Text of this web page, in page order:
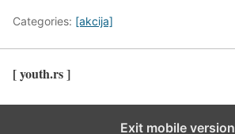
Categories: [akcija]
[ youth.rs ]
Exit mobile version